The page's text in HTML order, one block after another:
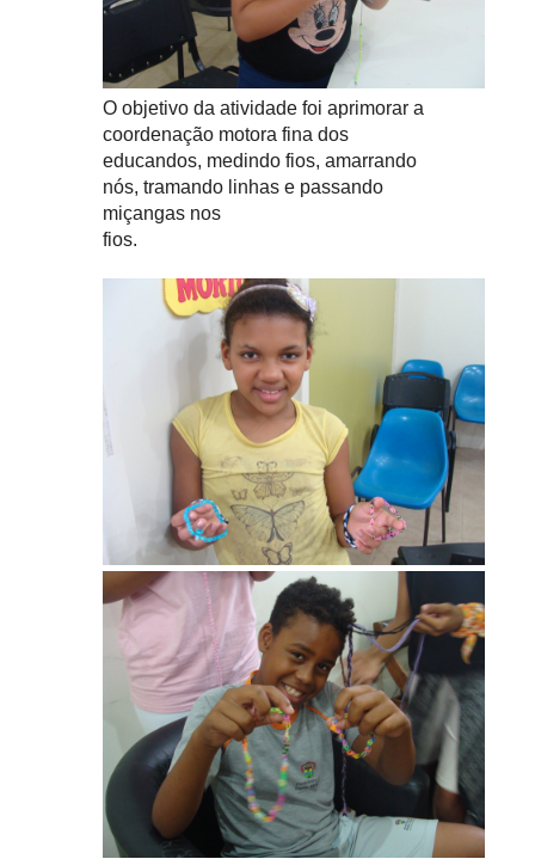
O objetivo da atividade foi aprimorar a
coordenação motora fina dos
educandos, medindo fios, amarrando
nós, tramando linhas e passando
miçangas nos
fios.